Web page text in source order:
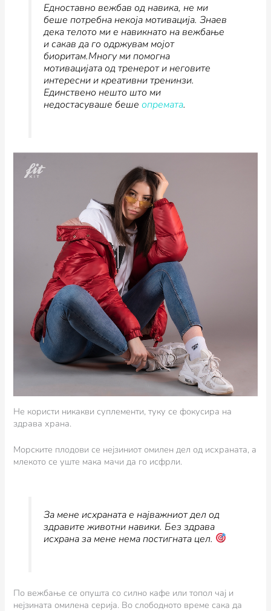
Едноставно вежбав од навика, не ми
беше потребна некоја мотивација. Знаев
дека телото ми е навикнато на вежбање
и сакав да го одржувам мојот
биоритам.Многу ми помогна
мотивацијата од тренерот и неговите
интересни и креативни тренинзи.
Единствено нешто што ми
недостасуваше беше опремата.
Не користи никакви суплементи, туку се фокусира на
здрава храна.
Морските плодови се нејзиниот омилен дел од исхраната, а
млекото се уште мака мачи да го исфрли.
За мене исхраната е најважниот дел од
здравите животни навики. Без здрава
исхрана за мене нема постигната цел.
По вежбање се опушта со силно кафе или топол чај и
нејзината омилена серија. Во слободното време сака да